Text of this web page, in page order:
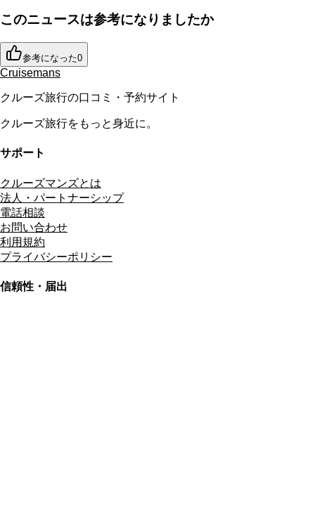
このニュースは参考になりましたか
参考になった0
Cruisemans
クルーズ旅行の口コミ・予約サイト
クルーズ旅行をもっと身近に。
サポート
クルーズマンズとは
法人・パートナーシップ
電話相談
お問い合わせ
利用規約
プライバシーポリシー
信頼性・届出